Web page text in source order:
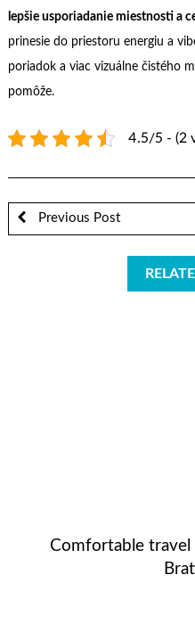
lepšie usporiadanie miestnosti a
prinesie do priestoru energiu a
poriadok a viac vizuálne čistého
pomôže.
4.5/5 - (2
Previous Post
Comfortable travel